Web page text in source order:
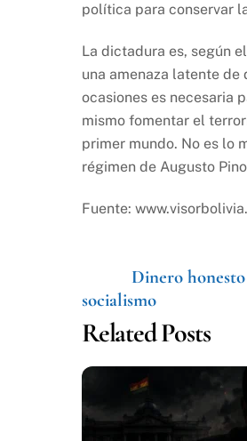
política para conservar
La dictadura es, según
una amenaza latente
ocasiones es necesaria
mismo fomentar el
primer mundo. No es lo
régimen de Augusto
Fuente:
Dinero
socialismo
Related Posts